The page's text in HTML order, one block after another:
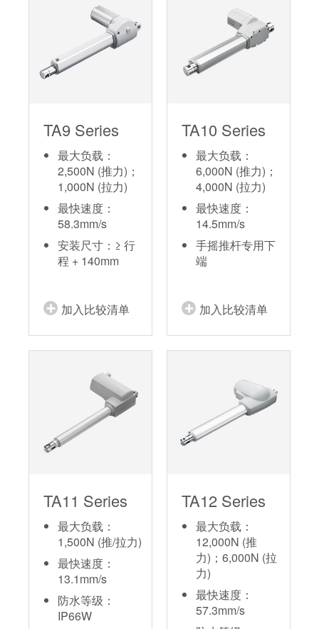
TA9 Series
最大负载：
2,500N (推力)；
1,000N (拉力)
最快速度：
58.3mm/s
安装尺寸：≥ 行
程 + 140mm
加入比较清单
TA10 Series
最大负载：
6,000N (推力)；
4,000N (拉力)
最快速度：
14.5mm/s
手摇推杆专用下
端
加入比较清单
TA11 Series
最大负载：
1,500N (推/拉力)
最快速度：
13.1mm/s
防水等级：
IP66W
TA12 Series
最大负载：
12,000N (推
力)；6,000N (拉
力)
最快速度：
57.3mm/s